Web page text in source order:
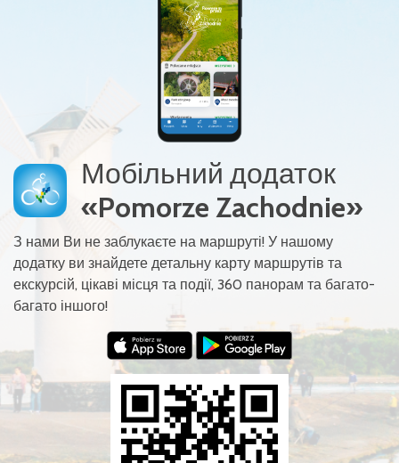
Мобільний додаток
«Pomorze Zachodnie»
З нами Ви не заблукаєте на маршруті! У нашому
додатку ви знайдете детальну карту маршрутів та
екскурсій, цікаві місця та події, 360 панорам та багато-
багато іншого!